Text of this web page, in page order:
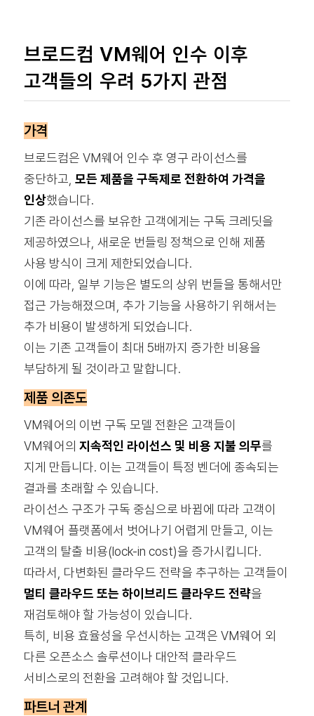
브로드컴 VM웨어 인수 이후
고객들의 우려 5가지 관점
가격
브로드컴은 VM웨어 인수 후 영구 라이선스를
중단하고, 모든 제품을 구독제로 전환하여 가격을
인상했습니다.
기존 라이선스를 보유한 고객에게는 구독 크레딧을
제공하였으나, 새로운 번들링 정책으로 인해 제품
사용 방식이 크게 제한되었습니다.
이에 따라, 일부 기능은 별도의 상위 번들을 통해서만
접근 가능해졌으며, 추가 기능을 사용하기 위해서는
추가 비용이 발생하게 되었습니다.
이는 기존 고객들이 최대 5배까지 증가한 비용을
부담하게 될 것이라고 말합니다.
제품 의존도
VM웨어의 이번 구독 모델 전환은 고객들이
VM웨어의 지속적인 라이선스 및 비용 지불 의무를
지게 만듭니다. 이는 고객들이 특정 벤더에 종속되는
결과를 초래할 수 있습니다.
라이선스 구조가 구독 중심으로 바뀜에 따라 고객이
VM웨어 플랫폼에서 벗어나기 어렵게 만들고, 이는
고객의 탈출 비용(lock-in cost)을 증가시킵니다.
따라서, 다변화된 클라우드 전략을 추구하는 고객들이
멀티 클라우드 또는 하이브리드 클라우드 전략을
재검토해야 할 가능성이 있습니다.
특히, 비용 효율성을 우선시하는 고객은 VM웨어 외
다른 오픈소스 솔루션이나 대안적 클라우드
서비스로의 전환을 고려해야 할 것입니다.
파트너 관계